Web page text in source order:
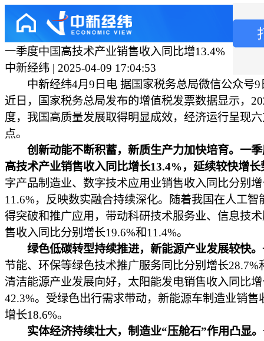
一季度中国高技术产业销售收入同比增13.4%
中新经纬 | 2025-04-09 17:04:53
中新经纬4月9日电 据国家税务总局微信公众号9
近日，国家税务总局发布的增值税发票数据显示，
度，我国高质量发展取得明显成效，经济运行呈现
点。
创新动能不断积蓄，新质生产力加快培育。一
高技术产业销售收入同比增长13.4%，延续较快增长
字产品制造业、数字技术应用业销售收入同比分别
11.6%，反映数实融合持续深化。随着我国在人工智
得突破和推广应用，带动科研技术服务业、信息技
售收入同比分别增长19.6%和11.4%。
绿色低碳转型持续推进，新能源产业发展较快。
节能、环保等绿色技术推广服务同比分别增长28.7%
清洁能源产业发展向好，太阳能发电销售收入同比
42.3%。受绿色出行需求带动，新能源车制造业销售
增长18.6%。
实体经济持续壮大，制造业“压舱石”作用凸显。